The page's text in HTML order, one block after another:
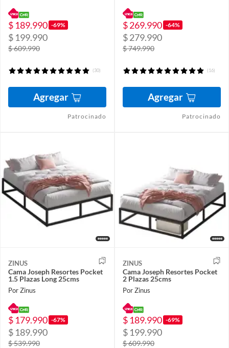
$ 189.990 -69%
$ 199.990
$ 609.990
(30)
Agregar
Patrocinado
$ 269.990 -64%
$ 279.990
$ 749.990
(16)
Agregar
Patrocinado
ZINUS
Cama Joseph Resortes Pocket
1.5 Plazas Long 25cms
Por Zinus
$ 179.990 -67%
$ 189.990
$ 539.990
ZINUS
Cama Joseph Resortes Pocket
2 Plazas 25cms
Por Zinus
$ 189.990 -69%
$ 199.990
$ 609.990